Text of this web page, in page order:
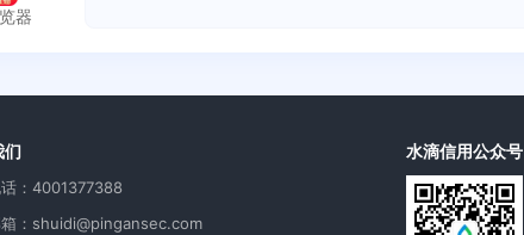
器
们
：4001377388
：shuidi@pingansec.com
水滴信用公众号